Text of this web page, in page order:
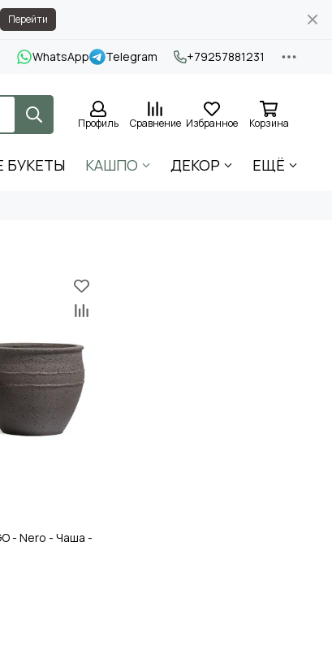
Перейти
WhatsApp Telegram +79257881231
Профиль Сравнение Избранное Корзина
БУКЕТЫ КАШПО ДЕКОР ЕЩЁ
- Nero - Чаша -